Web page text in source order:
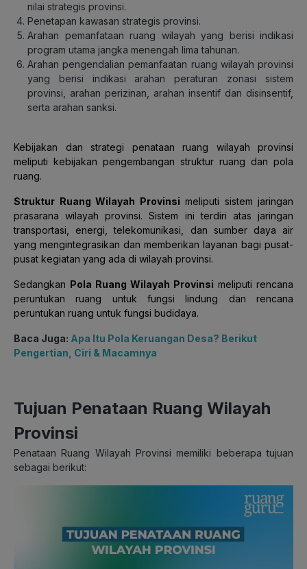
nilai strategis provinsi.
Penetapan kawasan strategis provinsi.
Arahan pemanfataan ruang wilayah yang berisi indikasi
program utama jangka menengah lima tahunan.
Arahan pengendalian pemanfaatan ruang wilayah provinsi
yang berisi indikasi arahan peraturan zonasi sistem
provinsi, arahan perizinan, arahan insentif dan disinsentif,
serta arahan sanksi.
Kebijakan dan strategi penataan ruang wilayah provinsi
meliputi kebijakan pengembangan struktur ruang dan pola
ruang.
Struktur Ruang Wilayah Provinsi meliputi sistem jaringan
prasarana wilayah provinsi.Sistem ini terdiri atas jaringan
transportasi, energi, telekomunikasi, dan sumber daya air
yang mengintegrasikan dan memberikan layanan bagi pusat-
pusat kegiatan yang ada di wilayah provinsi.
Sedangkan Pola Ruang Wilayah Provinsi meliputi rencana
peruntukan ruang untuk fungsi lindung dan rencana
peruntukan ruang untuk fungsi budidaya.
Baca Juga: Apa Itu Pola Keruangan Desa? Berikut
Pengertian, Ciri & Macamnya
Tujuan Penataan Ruang Wilayah
Provinsi
Penataan Ruang Wilayah Provinsi memiliki beberapa tujuan
sebagai berikut: